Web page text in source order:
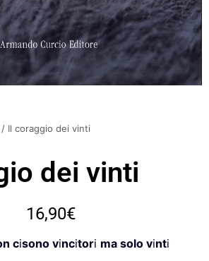
/ Il coraggio dei vinti
dei vinti
16,90€
cisono vincitori ma solo vinti